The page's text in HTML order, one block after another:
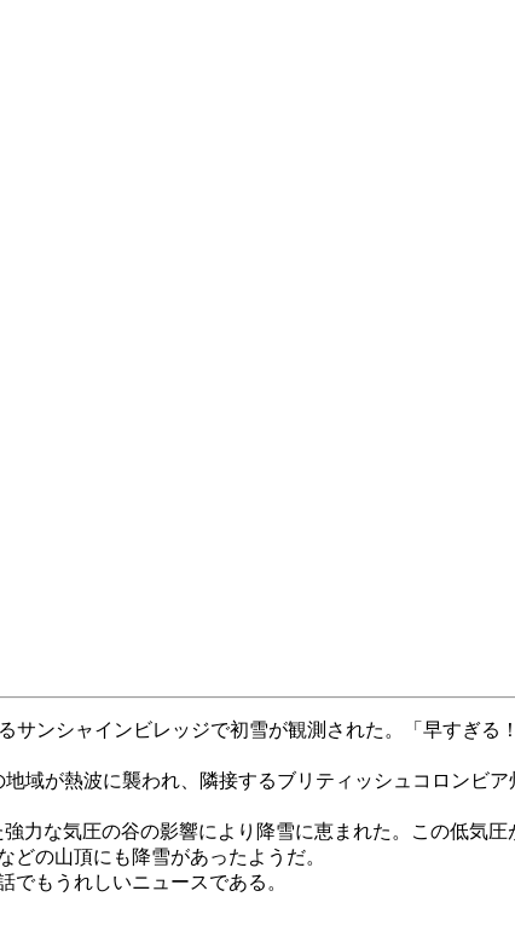
ンシャインビレッジで初雪が観測された。「早すぎる
域が熱波に襲われ、隣接するブリティッシュコロンビ
な気圧の谷の影響により降雪に恵まれた。この低気圧
の山頂にも降雪があったようだ。
もうれしいニュースである。